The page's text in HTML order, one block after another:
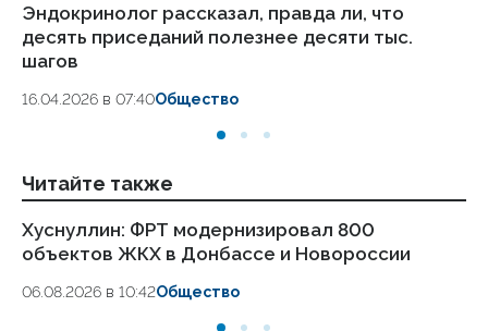
Эндокринолог рассказал, правда ли, что
десять приседаний полезнее десяти тыс.
шагов
16.04.2026 в 07:40Общество
Читайте также
Хуснуллин: ФРТ модернизировал 800
объектов ЖКХ в Донбассе и Новороссии
06.08.2026 в 10:42Общество